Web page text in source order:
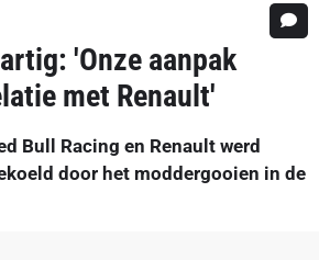
'Onze aanpak
met Renault'
Bull Racing en Renault werd
door het moddergooien in de